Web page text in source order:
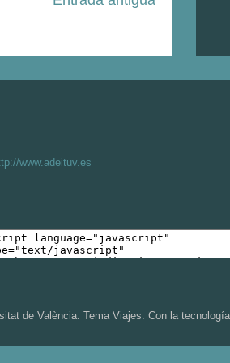
www.adeituv.es
de València. Tema Viajes. Con la